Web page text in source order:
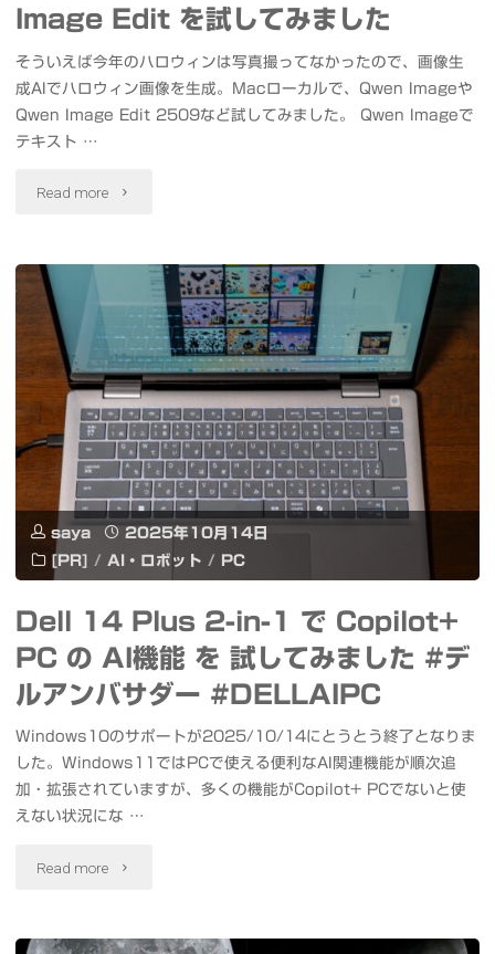
な
い
回
を…
ィ
ク
シ
ョ
ン"
パ
マ
ン
ス
に
優
た
Copilot+
PC
「Dell 14
DC14255」
ア
Image Edit を試してみました
そういえば今年のハロウィンは写真撮ってなかったので、画像生
成AIでハロウィン画像を生成。Macローカルで、Qwen Imageや
Qwen Image Edit 2509など試してみました。 Qwen Imageで
テキスト …
Read more "Happy
ー
カ
ル
の
#ComfyUI
#Qwen
Image
Image
Edit
し
saya
2025年10月14日
[PR] / AI・ロボット / PC
Dell 14 Plus 2-in-1 で Copilot+
PC の AI機能 を 試してみました #デ
ルアンバサダー #DELLAIPC
Windows10のサポートが2025/10/14にとうとう終了となりま
した。Windows11ではPCで使える便利なAI関連機能が順次追
加・拡張されていますが、多くの機能がCopilot+ PCでないと使
えない状況にな …
Read more "Dell